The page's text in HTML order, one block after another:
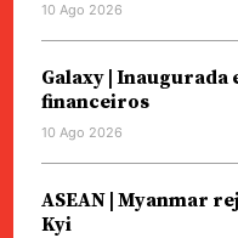
10 Ago 2026
Galaxy | Inaugurada
financeiros
10 Ago 2026
ASEAN | Myanmar
Kyi